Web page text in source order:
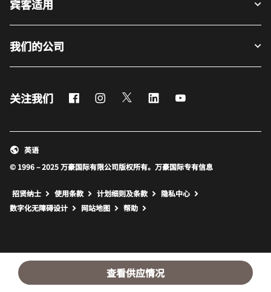
查看供应情况
宾客适用
我们的公司
关注我们 FacebookInstagram
Twitter LinkedIn
© 1996 – 2025 万豪国际有限公司版权所有。万豪国际专有信息
英语
招贤纳士 使用条款 计划细则及条款
隐私中心
数字化无障碍设计
网站地图 打开新窗口
帮助